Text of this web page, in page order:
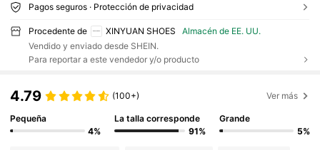
Pagos seguros · Protección de privacidad
Procedente de XINYUAN SHOES
Almacén de EE. UU.
Vendido y enviado desde SHEIN.
Para reportar a este vendedor y/o producto
4.79 (100+) Ver más
Pequeña
4%
La talla corresponde
91%
Grande
5%